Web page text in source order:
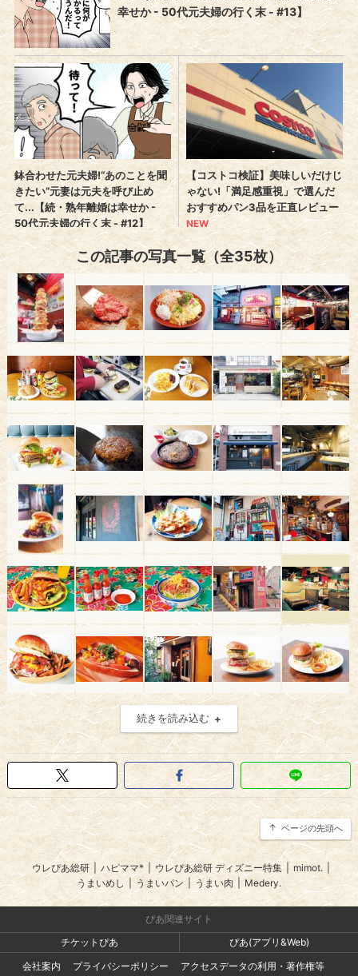
この記事の写真一覧（全35枚）
続きを読み込む
ページの先頭へ
ウレぴあ総研 ハピママ* ウレぴあ総研 ディズニー特集 mimot. |
うまいめし
うまいパン | うまい肉 Medery.
ぴあ関連サイト
チケットぴあ
ぴあ(アプリ&Web)
会社案内
プライバシーポリシー アクセスデータの利用・著作権等